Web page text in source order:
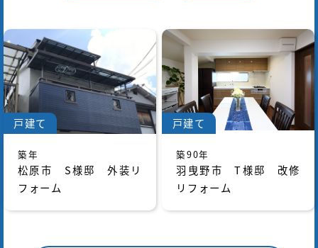
戸建て
築年
松原市 S様邸 外装リ
フォーム
戸建て
築90年
羽曳野市 T様邸 改修
リフォーム